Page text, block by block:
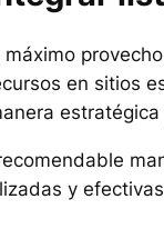
máximo
en sitios
y